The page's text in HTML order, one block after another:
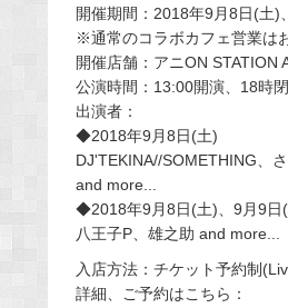
開催期間：2018年9月8日(土)
※通常のコラボカフェ営業は
開催店舗：アニON STATION
公演時間：13:00開演、18時
出演者：
◆2018年9月8日(土)
DJ'TEKINA//SOMETHING、
and more...
◆2018年9月8日(土)、9月9日
八王子P、雄之助 and more...
入店方法：チケット予約制
詳細、ご予約はこちら：